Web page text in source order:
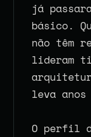
já
básico.
não têm
lideram
leva
O perfil